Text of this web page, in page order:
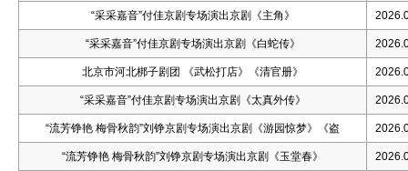
“采采嘉音”付佳京剧专场演出京剧《主角》
“采采嘉音”付佳京剧专场演出京剧《白蛇传》
北京市河北梆子剧团 《武松打店》《清官册》
“采采嘉音”付佳京剧专场演出京剧《太真外传》
“流芳铮艳 梅骨秋韵”刘铮京剧专场演出京剧《游园惊梦》《盗
“流芳铮艳 梅骨秋韵”刘铮京剧专场演出京剧《玉堂春》